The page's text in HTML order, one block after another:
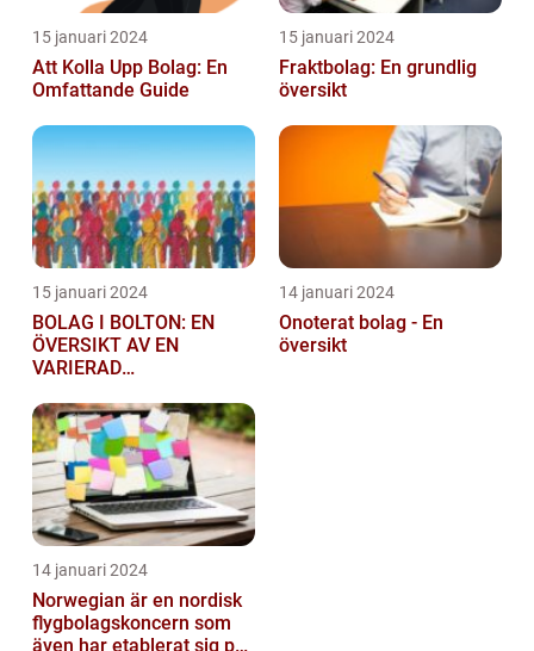
15 januari 2024
Att Kolla Upp Bolag: En
Omfattande Guide
15 januari 2024
Fraktbolag: En grundlig
översikt
15 januari 2024
BOLAG I BOLTON: EN
ÖVERSIKT AV EN
VARIERAD
14 januari 2024
Onoterat bolag - En
översikt
14 januari 2024
Norwegian är en nordisk
flygbolagskoncern som
även har etablerat sig på